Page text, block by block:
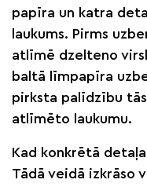
papīra un katra
laukums. Pirms
atlīmē dzelteno
baltā līmpapīra
pirksta palīdzību
atlīmēto laukumu.
Kad konkrētā
Tādā veidā izkrāso